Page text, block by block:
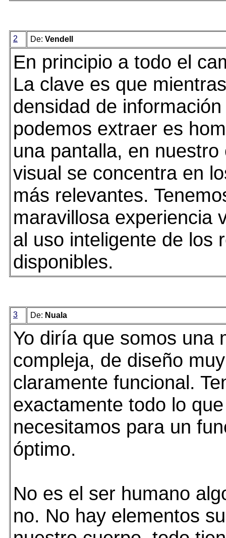
2 De: Vendell
En principio a todo el
La clave es que
densidad de
podemos extraer es
una pantalla, en nuestro
visual se concentra en
más relevantes.
maravillosa experiencia
al uso inteligente de los
disponibles.
3 De: Nuala
Yo diría que somos una
compleja, de diseño
claramente funcional.
exactamente todo lo que
necesitamos para un
óptimo.
No es el ser humano
no. No hay elementos